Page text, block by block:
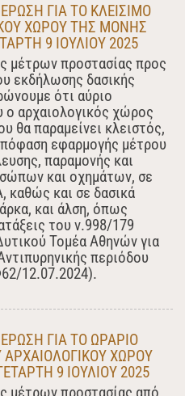
ΓΙΑ ΤO ΚΛΕΙΣΙΜΟ
ΧΩΡΟΥ ΤΗΣ ΜΟΝΗΣ
9 ΙΟΥΛΙΟΥ 2025
μέτρων προστασίας προς
εκδήλωσης δασικής
ότι αύριο
ο αρχαιολογικός χώρος
θα παραμείνει κλειστός,
εφαρμογής μέτρου
παραμονής και
και οχημάτων, σε
καθώς και σε δασικά
και άλση, όπως
του ν.998/179
Τομέα Αθηνών για
περιόδου
12.07.2024).
ΓΙΑ ΤO ΩΡΑΡΙΟ
ΑΡΧΑΙΟΛΟΓΙΚΟΥ ΧΩΡΟΥ
9 ΙΟΥΛΙΟΥ 2025
μέτρων προστασίας από